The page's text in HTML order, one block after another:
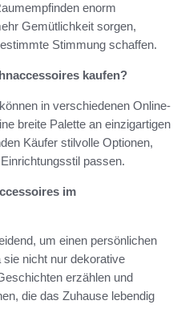
enorm
Gemütlichkeit sorgen,
Stimmung schaffen.
kaufen?
in verschiedenen Online-
breite Palette an einzigartigen
Käufer stilvolle Optionen,
passen.
im
um einen persönlichen
nicht nur dekorative
erzählen und
die das Zuhause lebendig